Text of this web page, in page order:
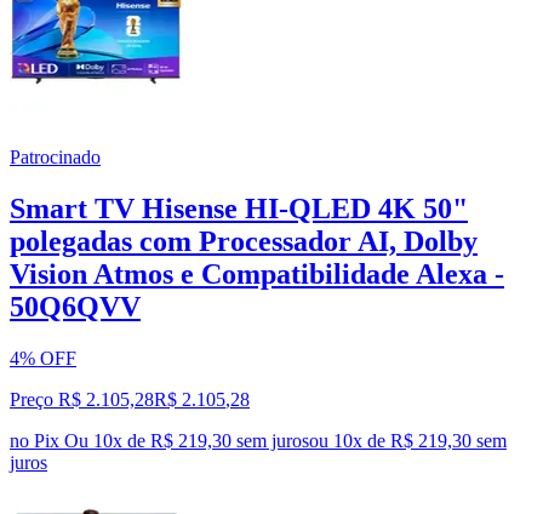
Patrocinado
Smart TV Hisense HI-QLED 4K 50"
polegadas com Processador AI, Dolby
Vision Atmos e Compatibilidade Alexa -
50Q6QVV
4% OFF
Preço R$ 2.105,28R$ 2.105,28
no Pix Ou 10x de R$ 219,30 sem jurosou 10x de R$ 219,30 sem
juros